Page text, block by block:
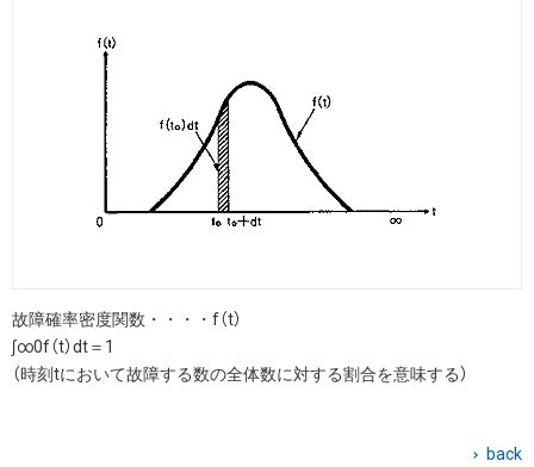
故障確率密度関数・・・・f（t）
∫∞0f（t）dt＝1
（時刻tにおいて故障する数の全体数に対する割合を意味する）
back